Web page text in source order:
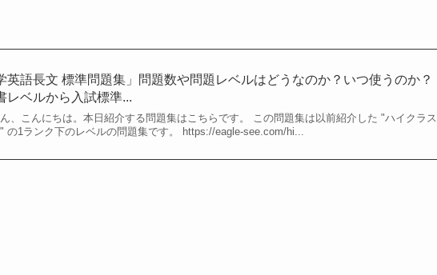
英語長文 標準問題集」問題数や問題レベルはどうなのか？いつ使うのか？
レベルから入試標準...
、こんにちは。本日紹介する問題集はこちらです。 この問題集は以前紹介した "ハイクラス
の1ランク下のレベルの問題集です。 https://eagle-see.com/hi...